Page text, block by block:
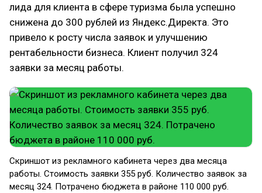
лида для клиента в сфере туризма была успешно
снижена до 300 рублей из Яндекс.Директа. Это
привело к росту числа заявок и улучшению
рентабельности бизнеса. Клиент получил 324
заявки за месяц работы.
Скриншот из рекламного кабинета через два месяца
работы. Стоимость заявки 355 руб. Количество заявок за
месяц 324. Потрачено бюджета в районе 110 000 руб.